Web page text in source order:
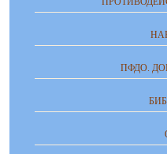
ПФДО.